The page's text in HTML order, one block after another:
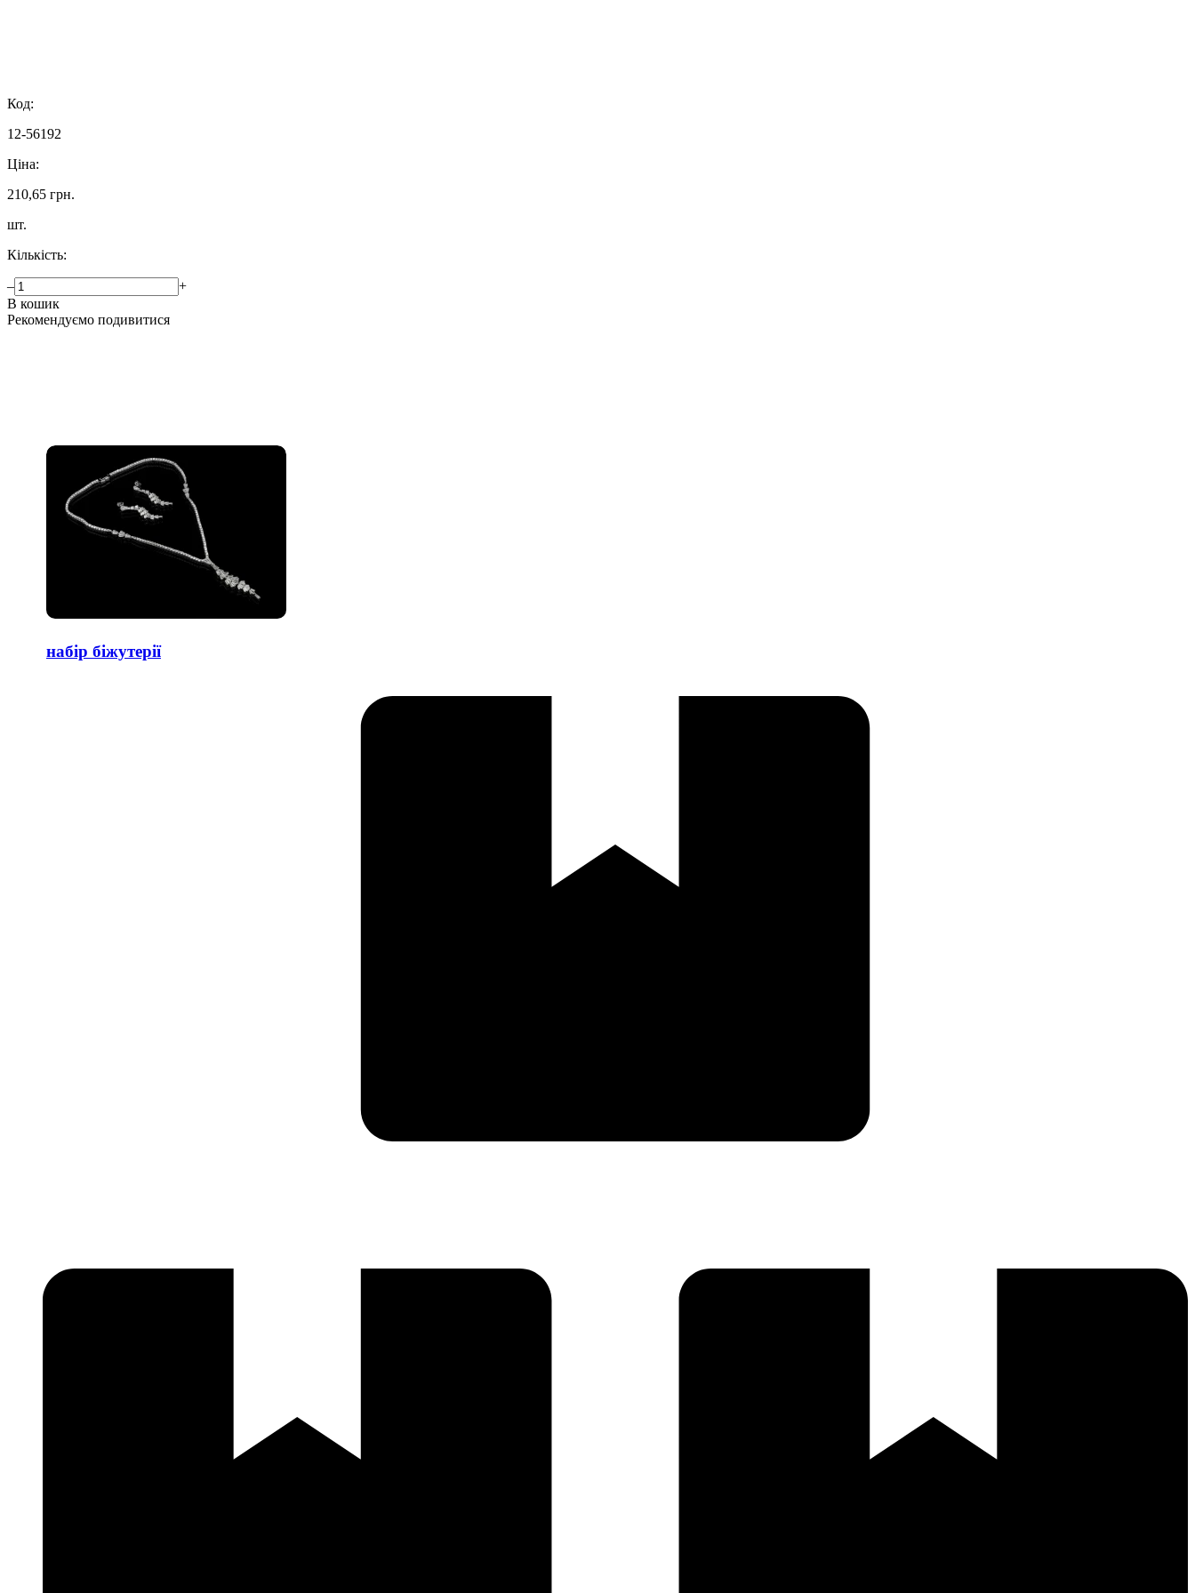
Код:
12-56192
Ціна:
210,65 грн.
шт.
Кількість:
–
+
В кошик
Рекомендуємо подивитися
набір біжутерії